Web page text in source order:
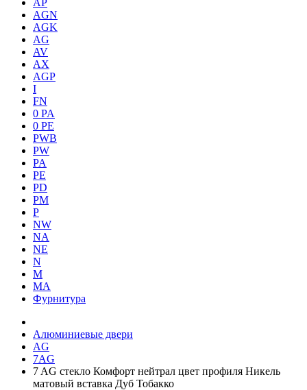
AP
AGN
AGK
AG
AV
AX
AGP
I
FN
0 PA
0 PE
PWB
PW
PA
PE
PD
PM
P
NW
NA
NE
N
M
MA
Фурнитура
Алюминиевые двери
AG
7AG
7 AG стекло Комфорт нейтрал цвет профиля Никель
матовый вставка Дуб Тобакко